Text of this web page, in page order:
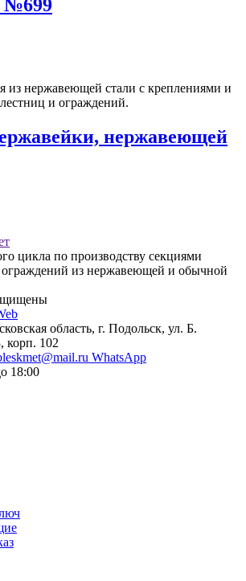
№699
нержавеющей
цикла по производству секциями
из нержавеющей и обычной
область, г. Подольск, ул. Б.
корп. 102
WhatsApp
18:00